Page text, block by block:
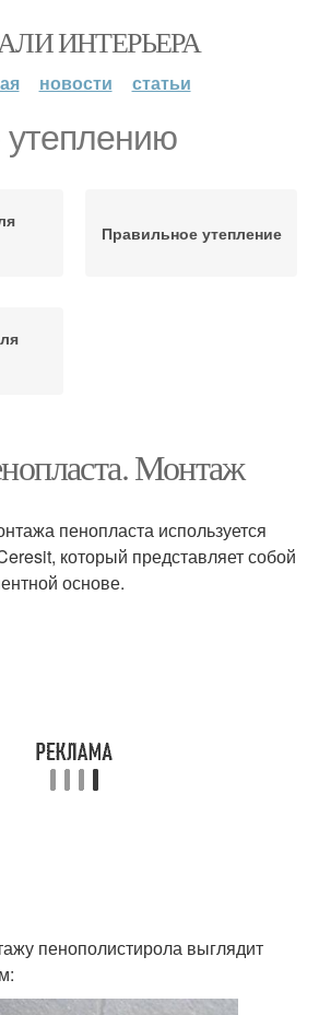
ИНТЕРЬЕРА
новости статьи
Правильное утепление
Монтаж
пенопласта используется
который представляет собой
основе.
пенополистирола выглядит